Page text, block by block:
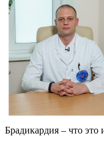
Брадикардия – что это